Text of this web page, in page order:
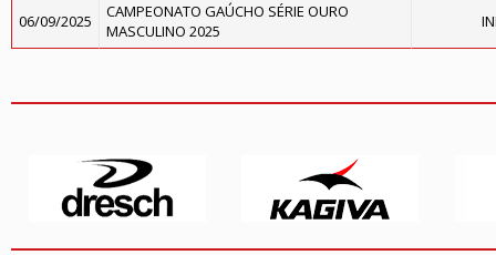
06/09/2025
CAMPEONATO GAÚCHO SÉRIE OURO
MASCULINO 2025